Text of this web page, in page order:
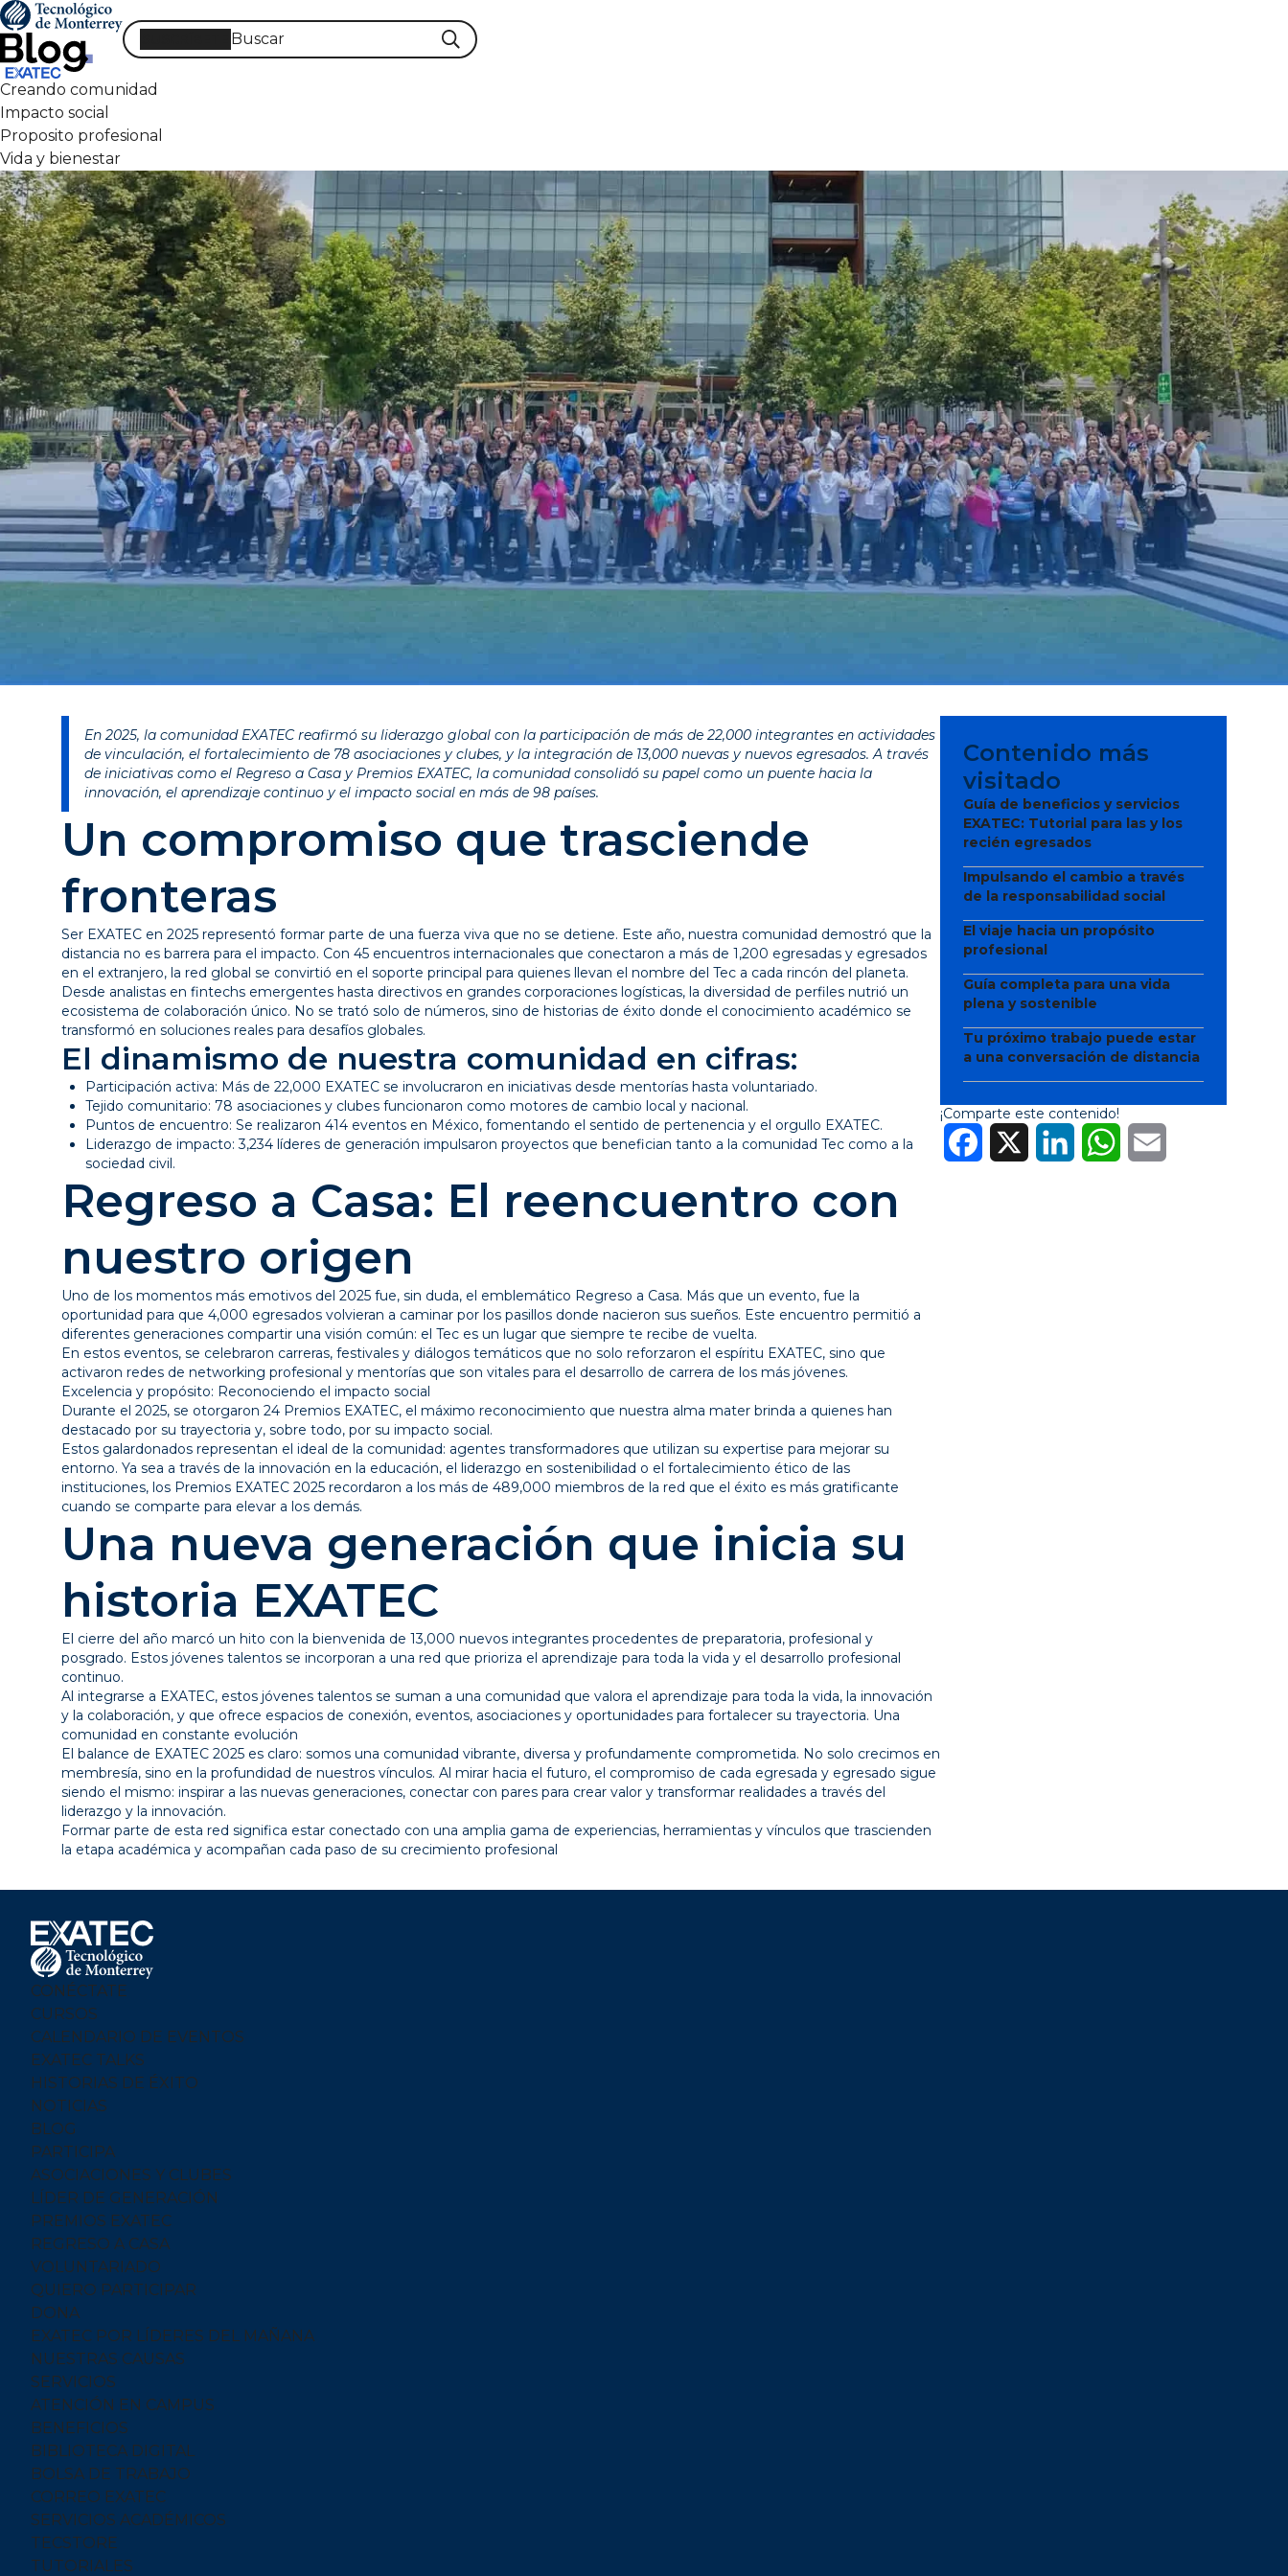
Pasar
al
contenido
principal
Creando comunidad
Impacto social
Proposito profesional
Vida y bienestar
En 2025, la comunidad EXATEC reafirmó su liderazgo global con la participación de más de 22,000 integrantes en actividades
de vinculación, el fortalecimiento de 78 asociaciones y clubes, y la integración de 13,000 nuevas y nuevos egresados. A través
de iniciativas como el Regreso a Casa y Premios EXATEC, la comunidad consolidó su papel como un puente hacia la
innovación, el aprendizaje continuo y el impacto social en más de 98 países.
Un compromiso que trasciende
fronteras
Ser EXATEC en 2025 representó formar parte de una fuerza viva que no se detiene. Este año, nuestra comunidad demostró que la
distancia no es barrera para el impacto. Con 45 encuentros internacionales que conectaron a más de 1,200 egresadas y egresados
en el extranjero, la red global se convirtió en el soporte principal para quienes llevan el nombre del Tec a cada rincón del planeta.
Desde analistas en fintechs emergentes hasta directivos en grandes corporaciones logísticas, la diversidad de perfiles nutrió un
ecosistema de colaboración único. No se trató solo de números, sino de historias de éxito donde el conocimiento académico se
transformó en soluciones reales para desafíos globales.
El dinamismo de nuestra comunidad en cifras:
Participación activa: Más de 22,000 EXATEC se involucraron en iniciativas desde mentorías hasta voluntariado.
Tejido comunitario: 78 asociaciones y clubes funcionaron como motores de cambio local y nacional.
Puntos de encuentro: Se realizaron 414 eventos en México, fomentando el sentido de pertenencia y el orgullo EXATEC.
Liderazgo de impacto: 3,234 líderes de generación impulsaron proyectos que benefician tanto a la comunidad Tec como a la
sociedad civil.
Regreso a Casa: El reencuentro con
nuestro origen
Uno de los momentos más emotivos del 2025 fue, sin duda, el emblemático Regreso a Casa. Más que un evento, fue la
oportunidad para que 4,000 egresados volvieran a caminar por los pasillos donde nacieron sus sueños. Este encuentro permitió a
diferentes generaciones compartir una visión común: el Tec es un lugar que siempre te recibe de vuelta.
En estos eventos, se celebraron carreras, festivales y diálogos temáticos que no solo reforzaron el espíritu EXATEC, sino que
activaron redes de networking profesional y mentorías que son vitales para el desarrollo de carrera de los más jóvenes.
Excelencia y propósito: Reconociendo el impacto social
Durante el 2025, se otorgaron 24 Premios EXATEC, el máximo reconocimiento que nuestra alma mater brinda a quienes han
destacado por su trayectoria y, sobre todo, por su impacto social.
Estos galardonados representan el ideal de la comunidad: agentes transformadores que utilizan su expertise para mejorar su
entorno. Ya sea a través de la innovación en la educación, el liderazgo en sostenibilidad o el fortalecimiento ético de las
instituciones, los Premios EXATEC 2025 recordaron a los más de 489,000 miembros de la red que el éxito es más gratificante
cuando se comparte para elevar a los demás.
Una nueva generación que inicia su
historia EXATEC
El cierre del año marcó un hito con la bienvenida de 13,000 nuevos integrantes procedentes de preparatoria, profesional y
posgrado. Estos jóvenes talentos se incorporan a una red que prioriza el aprendizaje para toda la vida y el desarrollo profesional
continuo.
Al integrarse a EXATEC, estos jóvenes talentos se suman a una comunidad que valora el aprendizaje para toda la vida, la innovación
y la colaboración, y que ofrece espacios de conexión, eventos, asociaciones y oportunidades para fortalecer su trayectoria. Una
comunidad en constante evolución
El balance de EXATEC 2025 es claro: somos una comunidad vibrante, diversa y profundamente comprometida. No solo crecimos en
membresía, sino en la profundidad de nuestros vínculos. Al mirar hacia el futuro, el compromiso de cada egresada y egresado sigue
siendo el mismo: inspirar a las nuevas generaciones, conectar con pares para crear valor y transformar realidades a través del
liderazgo y la innovación.
Formar parte de esta red significa estar conectado con una amplia gama de experiencias, herramientas y vínculos que trascienden
la etapa académica y acompañan cada paso de su crecimiento profesional
Contenido más
visitado
Guía de beneficios y servicios
EXATEC: Tutorial para las y los
recién egresados
Impulsando el cambio a través
de la responsabilidad social
El viaje hacia un propósito
profesional
Guía completa para una vida
plena y sostenible
Tu próximo trabajo puede estar
a una conversación de distancia
¡Comparte este contenido!
Facebook LinkedInWhatsApp
Footer
Menu
Logo
CONÉCTATE
CURSOS
CALENDARIO DE EVENTOS
EXATEC TALKS
HISTORIAS DE ÉXITO
NOTICIAS
BLOG
PARTICIPA
ASOCIACIONES Y CLUBES
LÍDER DE GENERACIÓN
PREMIOS EXATEC
REGRESO A CASA
VOLUNTARIADO
QUIERO PARTICIPAR
DONA
EXATEC POR LÍDERES DEL MAÑANA
NUESTRAS CAUSAS
SERVICIOS
ATENCIÓN EN CAMPUS
BENEFICIOS
BIBLIOTECA DIGITAL
BOLSA DE TRABAJO
CORREO EXATEC
SERVICIOS ACADÉMICOS
TECSTORE
TUTORIALES